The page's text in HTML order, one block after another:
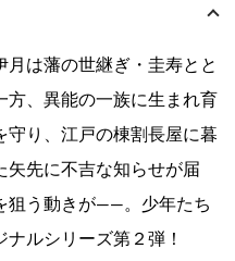
は藩の世継ぎ・圭寿とと
方、異能の一族に生まれ育
守り、江戸の棟割長屋に暮
矢先に不吉な知らせが届
狙う動きが――。少年たち
ルシリーズ第２弾！